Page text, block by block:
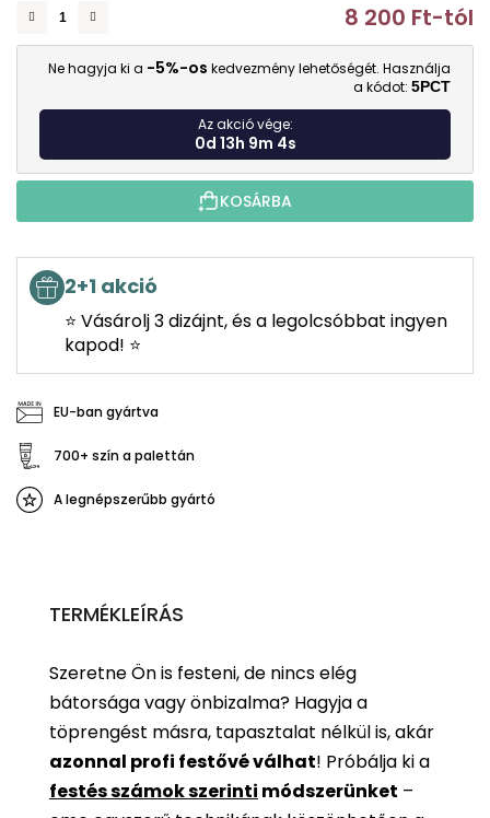
8 200 Ft-tól
Ne hagyja ki a -5%-os kedvezmény lehetőségét. Használja
a kódot: 5PCT
Az akció vége:
0d 13h 9m 3s
KOSÁRBA
2+1 akció
⭐ Vásárolj 3 dizájnt, és a legolcsóbbat ingyen
kapod! ⭐
EU-ban gyártva
700+ szín a palettán
A legnépszerűbb gyártó
TERMÉKLEÍRÁS
Szeretne Ön is festeni, de nincs elég
bátorsága vagy önbizalma? Hagyja a
töprengést másra, tapasztalat nélkül is, akár
azonnal profi festővé válhat! Próbálja ki a
festés számok szerinti módszerünket –